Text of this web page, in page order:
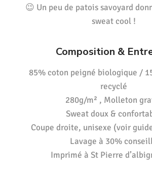
😉 Un peu de patois savoyard
sweat cool !
Composition &
85% coton peigné biologique /
recyclé
280g/m² , Molleton
Sweat doux &
Coupe droite, unisexe (voir
Lavage à 30%
Imprimé à St Pierre